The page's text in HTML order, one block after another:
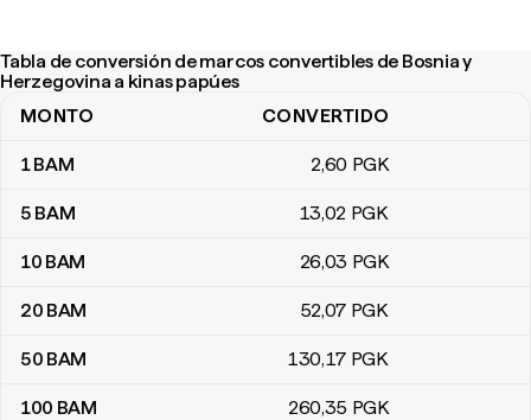
Tabla de conversión de marcos convertibles de Bosnia y
Herzegovina a kinas papúes
Tabla de conversión de marcos convertibles de Bosnia y
MONTO CONVERTIDO
1BAM 2,60 PGK
5 BAM 13,02 PGK
10 BAM 26,03 PGK
20 BAM 52,07 PGK
50 BAM 130,17 PGK
100 BAM 260,35 PGK